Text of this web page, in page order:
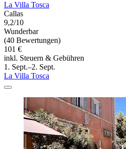
La Villa Tosca
Callas
9,2/10
Wunderbar
(40 Bewertungen)
101 €
inkl. Steuern & Gebühren
1. Sept.–2. Sept.
La Villa Tosca